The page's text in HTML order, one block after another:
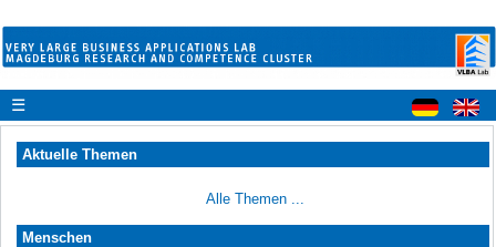
☰
Aktuelle Themen
Alle Themen ...
Menschen